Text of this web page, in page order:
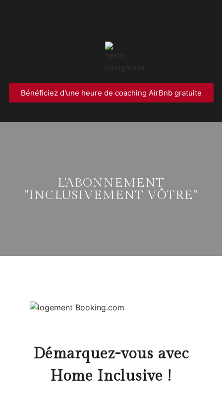
Bénéficiez d'une heure de coaching AirBnb gratuite
L'ABONNEMENT
"INCLUSIVEMENT VÔTRE"
Démarquez-vous avec
Home Inclusive !